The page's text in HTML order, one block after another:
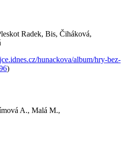
Radek, Bis, Čiháková,
hunackova/album/hry-bez-
)
A., Malá M.,